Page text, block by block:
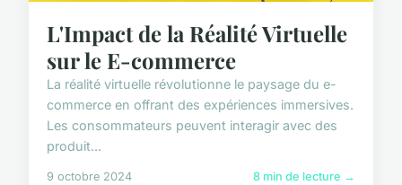
L'Impact de la Réalité Virtuelle
sur le E-commerce
La réalité virtuelle révolutionne le paysage du e-
commerce en offrant des expériences immersives.
Les consommateurs peuvent interagir avec des
produit...
9 octobre 2024 8 min de lecture →